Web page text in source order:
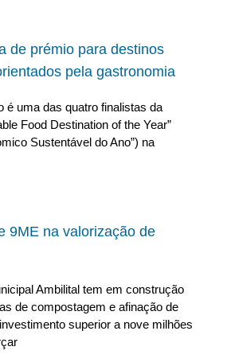
de prémio para destinos
pela gastronomia
é uma das quatro finalistas da
Food Destination of the Year”
Sustentável do Ano”) na
9ME na valorização de
Ambilital tem em construção
de compostagem e afinação de
superior a nove milhões